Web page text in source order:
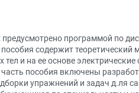
программой по
содержит теоретический
и на ее основе
пособия включены
упражнений и задач д.ля